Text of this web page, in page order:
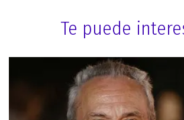
Te puede